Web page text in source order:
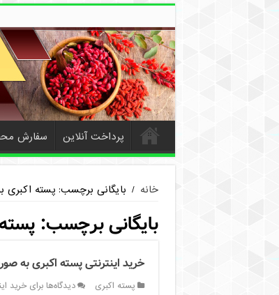
پرداخت آنلاین سفارش
خانه / بایگانی برچسب: پسته
بایگانی برچسب:
خرید اینترنتی پسته اکبری به
پسته اکبری دیدگاه‌هابرای خرید